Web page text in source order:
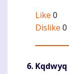
Like 0
Dislike 0
Kqdwyq